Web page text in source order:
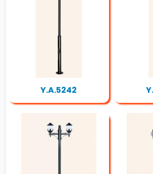
Y.A.5242